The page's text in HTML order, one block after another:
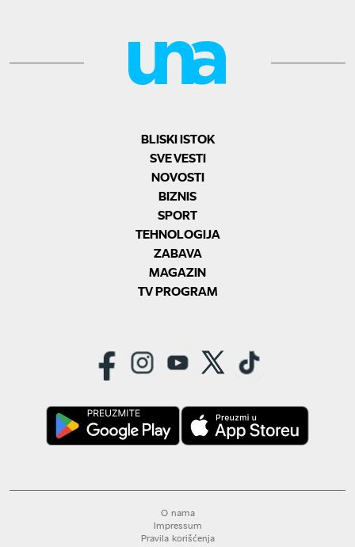
BLISKI ISTOK
SVE VESTI
NOVOSTI
BIZNIS
SPORT
TEHNOLOGIJA
ZABAVA
MAGAZIN
TV PROGRAM
O nama
Impressum
Pravila korišćenja